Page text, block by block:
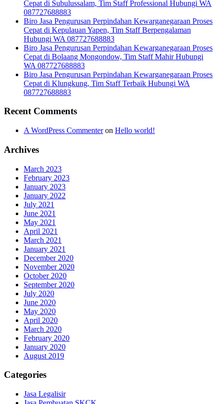
Cepat di Subulussalam, Tim Staff Professional Hubungi WA
087727688883
Biro Jasa Pengurusan Perpindahan Kewarganegaraan Proses
Cepat di Kepulauan Yapen, Tim Staff Berpengalaman
Hubungi WA 087727688883
Biro Jasa Pengurusan Perpindahan Kewarganegaraan Proses
Cepat di Bolaang Mongondow, Tim Staff Mahir Hubungi
WA 087727688883
Biro Jasa Pengurusan Perpindahan Kewarganegaraan Proses
Cepat di Klungkung, Tim Staff Terbaik Hubungi WA
087727688883
Recent Comments
A WordPress Commenteron Hello world!
Archives
March 2023
February 2023
January 2023
January 2022
July 2021
June 2021
May 2021
April 2021
March 2021
January 2021
December 2020
November 2020
October 2020
September 2020
July 2020
June 2020
May 2020
April 2020
March 2020
February 2020
January 2020
August 2019
Categories
Jasa Legalisir